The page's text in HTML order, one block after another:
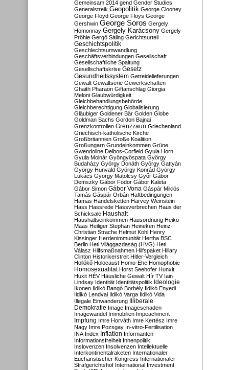
Gemeinsam 2014 gend Gender Studies
Generalstreik Geopolitik George Clooney
George Floyd George Floys George
Gershwin George Soros Gergely
Homonnay Gergely Karácsony Gergely
Pröhle Gergő Sáling Gerichtsurteil
Geschichtspolitik
Geschlechtsumwandlung
Geschäftsverbindungen Gesellschaft
Gesellschaftliche Spaltung
Gesellschaftskrise Gesetz
Gesundheitssystem Getreidelieferungen
Gewalt Gewaltserie Gewerkschaften
Ghaith Pharaon Giftanschlag Giorgia
Meloni Glaubwürdigkeit
Gleichbehandlungsbehörde
Gleichberechtigung Globalisierung
Gläubiger Goldener Bär Golden Globe
Goldman Sachs Gordon Bajnai
Grenzkontrollen Grenzzaun Griechenland
Griechisch-katholische Kirche
Großbritannien Große Koalition
Großungarn Grundeinkommen Grüne
Gwendoline Delbos-Corfield Gyula Horn
Gyula Molnár Gyöngyöspata György
Budaházy György Donáth György Gattyán
György Hunvald György Konrád György
Lukács György Matolcsy Győr Gábor
Demszky Gábor Fodor Gábor Kaleta
Gábor Simon Gábor Vona Gáspár Miklós
Tamás Gáspár Orbán Haftbedingungen
Hamas Handelsketten Harvey Weinstein
Hass Hassrede Hassverbrechen Haus der
Schicksale Haushalt
Haushaltseinkommen Hausordnung Heiko
Maas Heiliger Stephan Heineken Heinz-
Christian Strache Helmut Kohl Henry
Kissinger Herdenimmunität Hertha BSC
Berlin Heti Világgazdaság (HVG) Heti
Válasz Hilfsmaßnahmen Hilfspaket Hillary
Clinton Historikerstreit Hitler-Vergleich
Hollókő Holocaust Homo-Ehe Homophobie
Homosexualität Horst Seehofer Hunxit
Huxit HÉV Häusliche Gewalt Hír TV Iain
Lindsay Identität Identitätspolitik Ideologie
Ikonen Ildikó Bangó Borbély Ildikó Enyedi
Ildikó Lendvai Ildikó Varga Ildikó Vida
Illegale Einwanderung Illiberale
Demokratie Image Imageschaden
Imagewandel Immobilien Impeachment
Impfung Imre Horváth Imre Kertész Imre
Nagy Imre Pozsgay In-vitro-Fertilisation
INA Index Inflation Informanten
Informationsfreiheit Innenpolitik
Inslovenzen Insolvenzen Intellektuelle
Interkontinentalraketen Internationaler
Eucharistischer Kongress Internationaler
Strafgerichtshof International Investment